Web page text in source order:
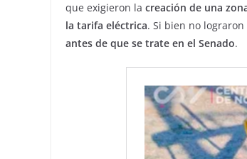
que exigieron la creación de una
la tarifa eléctrica. Si bien no
antes de que se trate en el Senado.